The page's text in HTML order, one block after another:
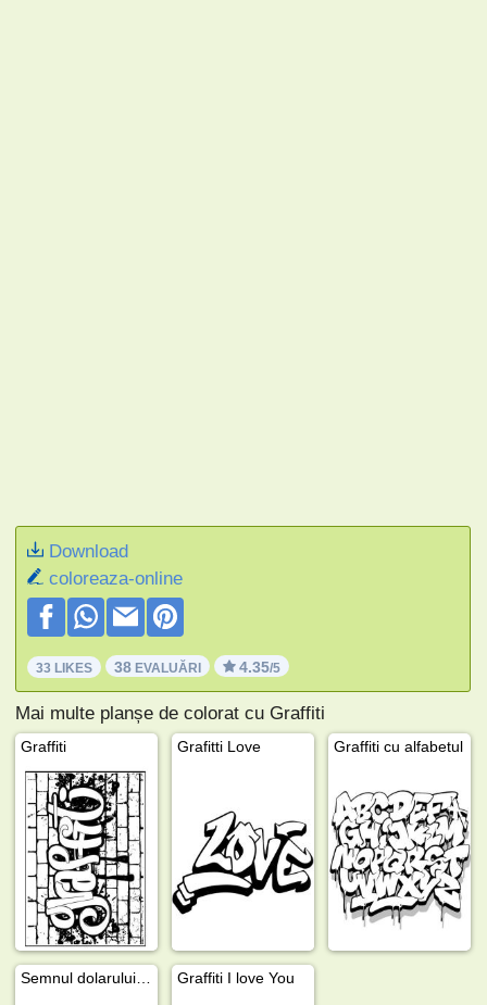
Download
coloreaza-online
33 LIKES 38 EVALUĂRI 4.35/5
Mai multe planșe de colorat cu Graffiti
Graffiti Grafitti Love Graffiti cu alfabetul
Graffiti I love You